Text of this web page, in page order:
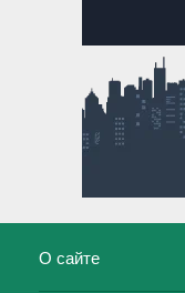
О сайте